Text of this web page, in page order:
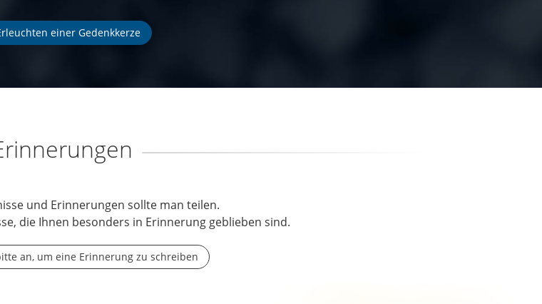
einer Gedenkkerze
und Erinnerungen sollte man teilen.
die Ihnen besonders in Erinnerung geblieben sind.
an, um eine Erinnerung zu schreiben